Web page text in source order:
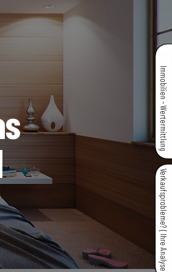
Immobilien - Wertermittlung
Verkaufsprobleme? { Ihre Analyse }